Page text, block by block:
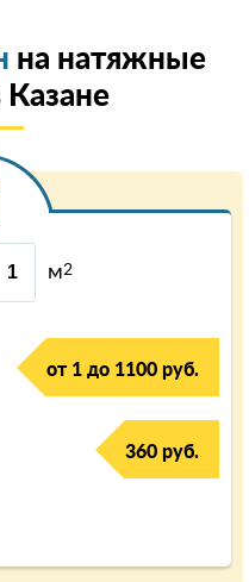
на натяжные
Казанe
м2
от 1 до 1100 руб.
360 руб.